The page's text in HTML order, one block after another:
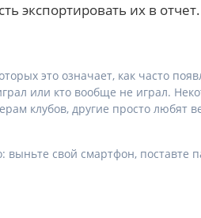
экспортировать их в отчет.
это означает, как часто
или кто вообще не играл.
клубов, другие просто любят
свой смартфон, поставте